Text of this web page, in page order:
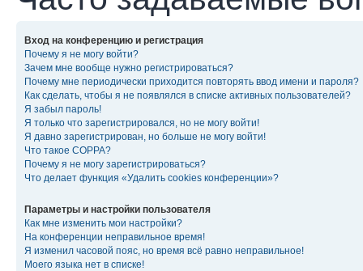
Вход на конференцию и регистрация
Почему я не могу войти?
Зачем мне вообще нужно регистрироваться?
Почему мне периодически приходится повторять ввод имени и пароля?
Как сделать, чтобы я не появлялся в списке активных пользователей?
Я забыл пароль!
Я только что зарегистрировался, но не могу войти!
Я давно зарегистрирован, но больше не могу войти!
Что такое COPPA?
Почему я не могу зарегистрироваться?
Что делает функция «Удалить cookies конференции»?
Параметры и настройки пользователя
Как мне изменить мои настройки?
На конференции неправильное время!
Я изменил часовой пояс, но время всё равно неправильное!
Моего языка нет в списке!